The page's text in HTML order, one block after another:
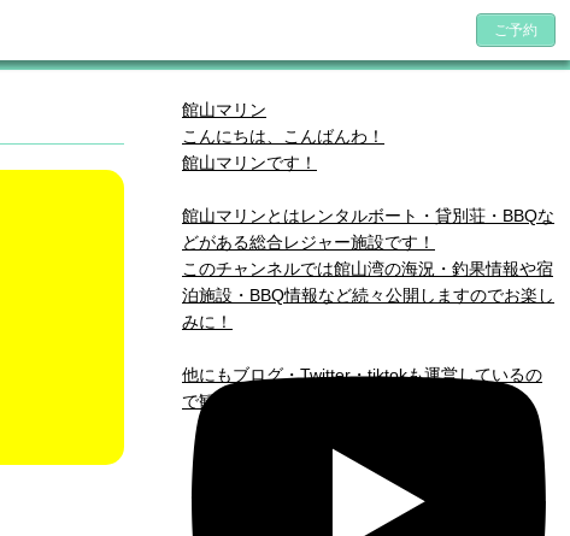
ご予約
館山マリン
こんにちは、こんばんわ！
館山マリンです！
館山マリンとはレンタルボート・貸別荘・BBQな
どがある総合レジャー施設です！
このチャンネルでは館山湾の海況・釣果情報や宿
泊施設・BBQ情報など続々公開しますのでお楽し
みに！
他にもブログ・Twitter・tiktokも運営しているの
で観に来てください( *´艸｀)